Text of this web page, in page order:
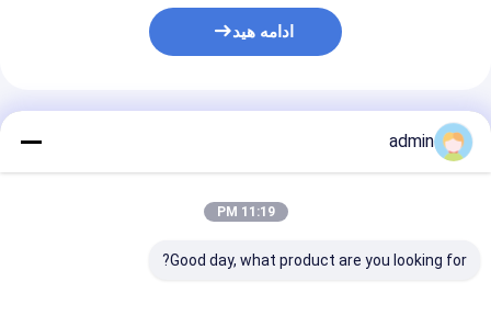
ادامه هید
محصولات توصیه شده
admin
11:19 PM
Good day, what product are you looking for?